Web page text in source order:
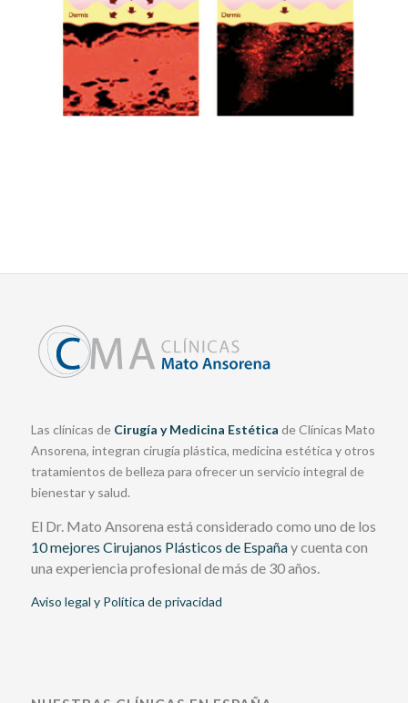
Las clínicas de Cirugía y Medicina Estética de Clínicas Mato
Ansorena, integran cirugía plástica, medicina estética y otros
tratamientos de belleza para ofrecer un servicio integral de
bienestar y salud.
El Dr. Mato Ansorena está considerado como uno de los
10 mejores Cirujanos Plásticos de Españay cuenta con
una experiencia profesional de más de 30 años.
Aviso legal y Política de privacidad